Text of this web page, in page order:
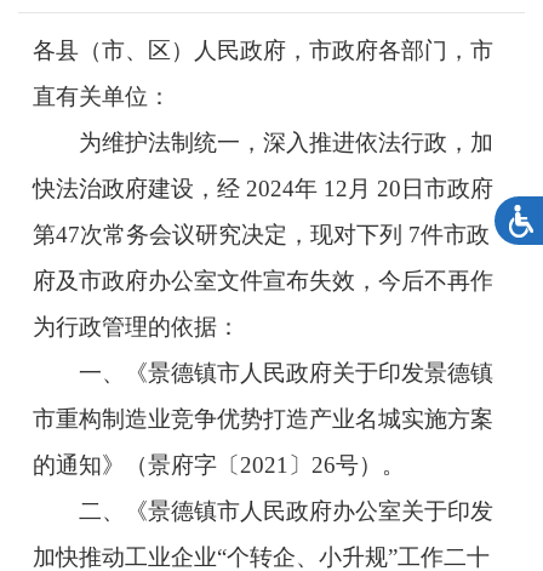
各县（市、区）人民政府，市政府各部门，市
直有关单位：
为维护法制统一，深入推进依法行政，加
快法治政府建设，经 2024年 12月 20日市政府
第47次常务会议研究决定，现对下列 7件市政
府及市政府办公室文件宣布失效，今后不再作
为行政管理的依据：
一、《景德镇市人民政府关于印发景德镇
市重构制造业竞争优势打造产业名城实施方案
的通知》（景府字〔2021〕26号）。
二、《景德镇市人民政府办公室关于印发
加快推动工业企业“个转企、小升规”工作二十